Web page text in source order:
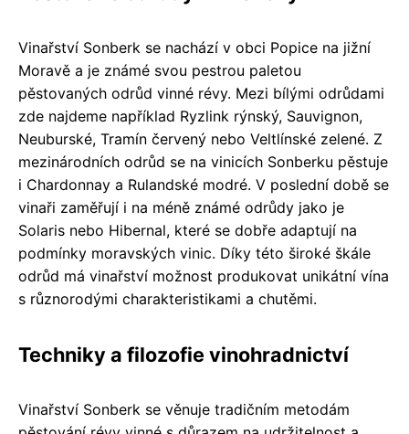
Vinařství Sonberk se nachází v obci Popice na jižní
Moravě a je známé svou pestrou paletou
pěstovaných odrůd vinné révy. Mezi bílými odrůdami
zde najdeme například Ryzlink rýnský, Sauvignon,
Neuburské, Tramín červený nebo Veltlínské zelené. Z
mezinárodních odrůd se na vinicích Sonberku pěstuje
i Chardonnay a Rulandské modré. V poslední době se
vinaři zaměřují i na méně známé odrůdy jako je
Solaris nebo Hibernal, které se dobře adaptují na
podmínky moravských vinic. Díky této široké škále
odrůd má vinařství možnost produkovat unikátní vína
s různorodými charakteristikami a chutěmi.
Techniky a filozofie vinohradnictví
Vinařství Sonberk se věnuje tradičním metodám